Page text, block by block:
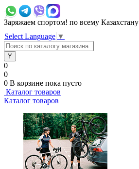
Заряжаем спортом! по всему Казахстану
Select Language ▼
0
0
0 В корзине пока пусто
Каталог товаров
Каталог товаров